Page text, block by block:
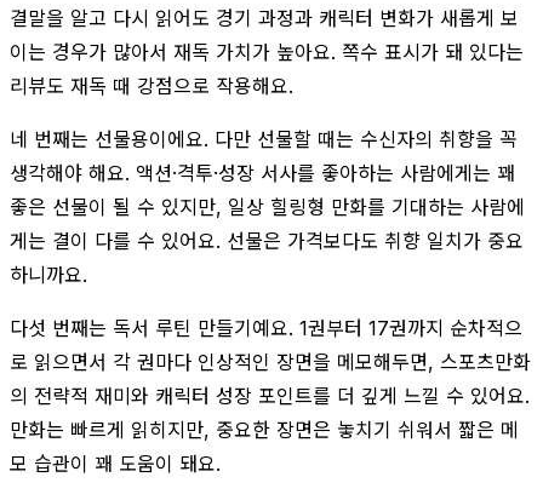
결말을 알고 다시 읽어도 경기 과정과 캐릭터 변화가 새롭게 보
이는 경우가 많아서 재독 가치가 높아요. 쪽수 표시가 돼 있다는
리뷰도 재독 때 강점으로 작용해요.
네 번째는 선물용이에요. 다만 선물할 때는 수신자의 취향을 꼭
생각해야 해요. 액션·격투·성장 서사를 좋아하는 사람에게는 꽤
좋은 선물이 될 수 있지만, 일상 힐링형 만화를 기대하는 사람에
게는 결이 다를 수 있어요. 선물은 가격보다도 취향 일치가 중요
하니까요.
다섯 번째는 독서 루틴 만들기예요. 1권부터 17권까지 순차적으
로 읽으면서 각 권마다 인상적인 장면을 메모해두면, 스포츠만화
의 전략적 재미와 캐릭터 성장 포인트를 더 깊게 느낄 수 있어요.
만화는 빠르게 읽히지만, 중요한 장면은 놓치기 쉬워서 짧은 메
모 습관이 꽤 도움이 돼요.